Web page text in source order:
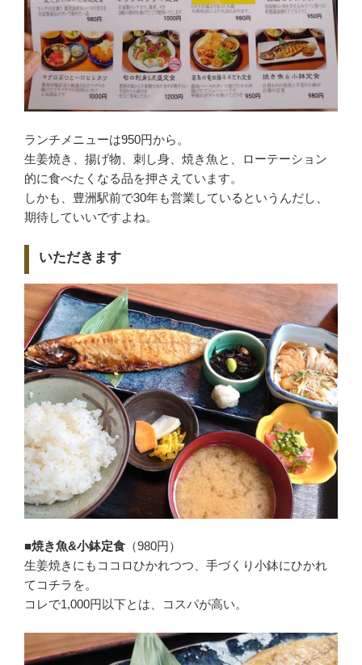
ランチメニューは950円から。
生姜焼き、揚げ物、刺し身、焼き魚と、ローテーション
的に食べたくなる品を押さえています。
しかも、豊洲駅前で30年も営業しているというんだし、
期待していいですよね。
いただきます
■焼き魚&小鉢定食 （980円）
生姜焼きにもココロひかれつつ、手づくり小鉢にひかれ
てコチラを。
コレで1,000円以下とは、コスパが高い。